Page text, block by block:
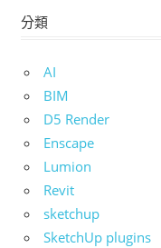
分類
AI
BIM
D5 Render
Enscape
Lumion
Revit
sketchup
SketchUp plugins